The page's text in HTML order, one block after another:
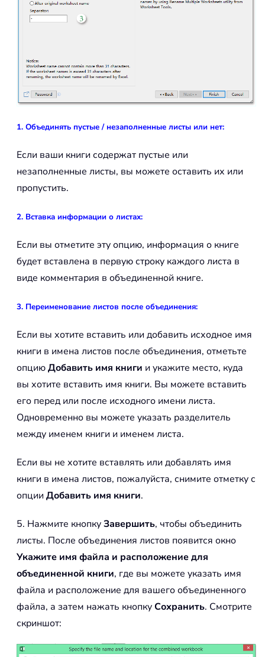
1. Объединять пустые / незаполненные листы или нет:
Если ваши книги содержат пустые или
незаполненные листы, вы можете оставить их или
пропустить.
2. Вставка информации о листах:
Если вы отметите эту опцию, информация о книге
будет вставлена в первую строку каждого листа в
виде комментария в объединенной книге.
3. Переименование листов после объединения:
Если вы хотите вставить или добавить исходное имя
книги в имена листов после объединения, отметьте
опциюДобавить имя книги и укажите место, куда
вы хотите вставить имя книги. Вы можете вставить
его перед или после исходного имени листа.
Одновременно вы можете указать разделитель
между именем книги и именем листа.
Если вы не хотите вставлять или добавлять имя
книги в имена листов, пожалуйста, снимите отметку с
опции Добавить имя книги.
5. Нажмите кнопкуЗавершить, чтобы объединить
листы. После объединения листов появится окно
Укажите имя файла и расположение для
объединенной книги, где вы можете указать имя
файла и расположение для вашего объединенного
файла, а затем нажать кнопкуСохранить. Смотрите
скриншот: